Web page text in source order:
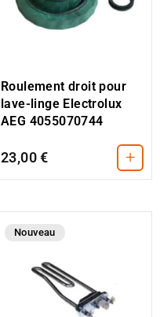
Roulement droit pour
lave-linge Electrolux
AEG 4055070744
23,00 € +
Nouveau